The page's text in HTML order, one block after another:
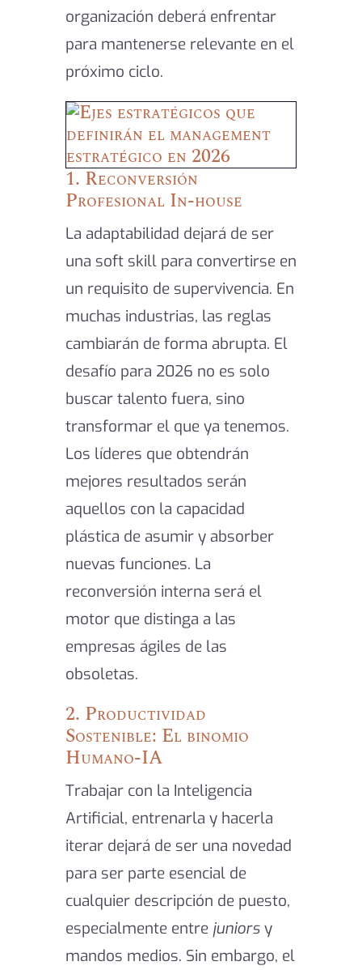
organización deberá enfrentar
para mantenerse relevante en el
próximo ciclo.
​1. Reconversión
Profesional In-house
La adaptabilidad dejará de ser
una soft skill para convertirse en
un requisito de supervivencia. En
muchas industrias, las reglas
cambiarán de forma abrupta. El
desafío para 2026 no es solo
buscar talento fuera, sino
transformar el que ya tenemos.
Los líderes que obtendrán
mejores resultados serán
aquellos con la capacidad
plástica de asumir y absorber
nuevas funciones. La
reconversión interna será el
motor que distinga a las
empresas ágiles de las
obsoletas.
2. Productividad
Sostenible: El binomio
Humano-IA
Trabajar con la Inteligencia
Artificial, entrenarla y hacerla
iterar dejará de ser una novedad
para ser parte esencial de
cualquier descripción de puesto,
especialmente entre juniorsy
mandos medios. Sin embargo, el